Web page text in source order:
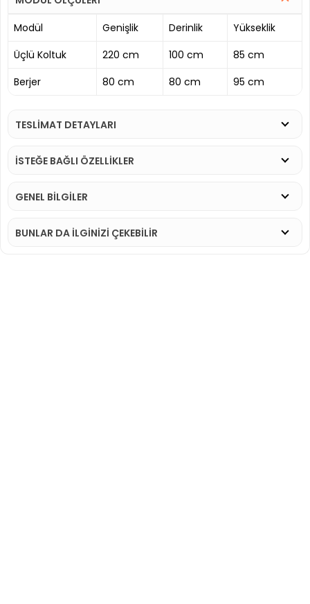
Modül
Genişlik Derinlik
Yükseklik
Üçlü Koltuk
220 cm 100 cm
85 cm
Berjer
80 cm 80 cm 95 cm
TESLİMAT DETAYLARI
İSTEĞE BAĞLI ÖZELLİKLER
GENEL BİLGİLER
BUNLAR DA İLGINIZI ÇEKEBILIR